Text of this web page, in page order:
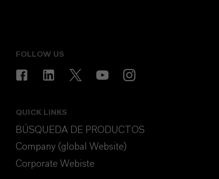
FOLLOW US
QUICK LINKS
BÚSQUEDA DE PRODUCTOS
Company (global Website)
Corporate Webiste